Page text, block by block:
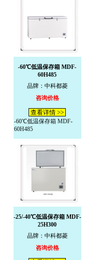
-60℃低温保存箱 MDF-
60H485
品牌：中科都菱
咨询价格
查看详情 >>
-60℃低温保存箱 MDF-
60H485
-25/-40℃低温保存箱 MDF-
25H300
品牌：中科都菱
咨询价格